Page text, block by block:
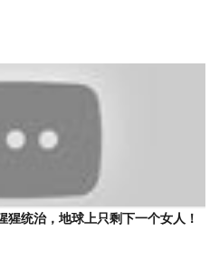
猩统治，地球上只剩下一个女人！